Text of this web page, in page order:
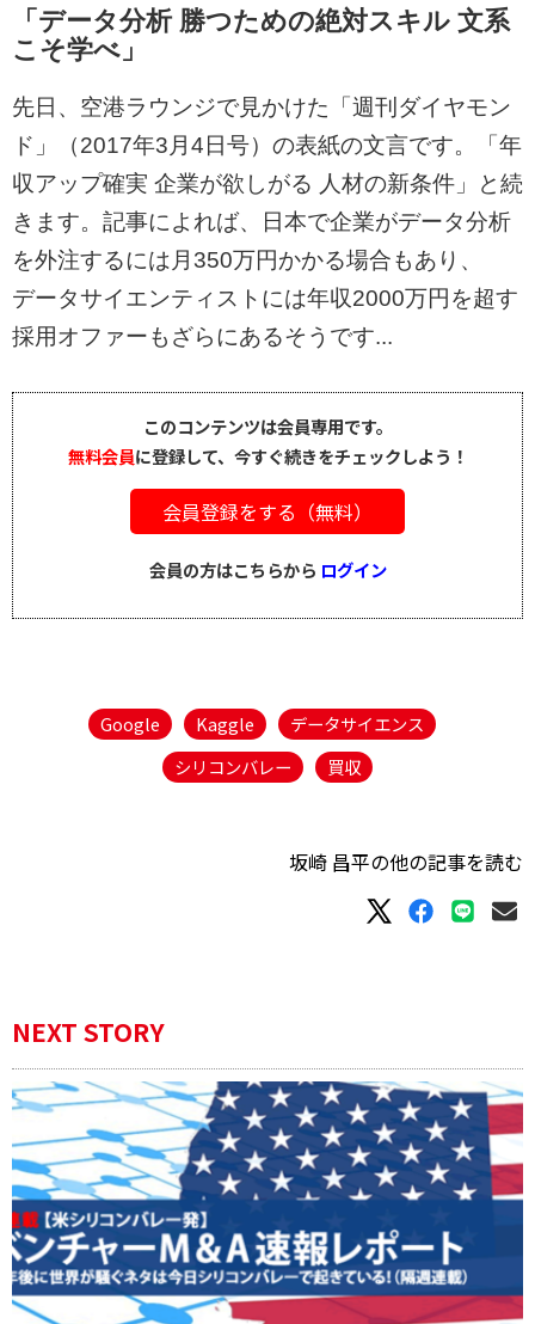
「データ分析 勝つための絶対スキル 文系
こそ学べ」
先日、空港ラウンジで見かけた「週刊ダイヤモン
ド」（2017年3月4日号）の表紙の文言です。「年
収アップ確実 企業が欲しがる 人材の新条件」と続
きます。記事によれば、日本で企業がデータ分析
を外注するには月350万円かかる場合もあり、
データサイエンティストには年収2000万円を超す
採用オファーもざらにあるそうです...
このコンテンツは会員専用です。
無料会員に登録して、今すぐ続きをチェックしよう！
会員登録をする（無料）
会員の方はこちらから ログイン
Google Kaggle
データサイエンス
シリコンバレー
買収
坂崎 昌平の他の記事を読む
NEXT STORY